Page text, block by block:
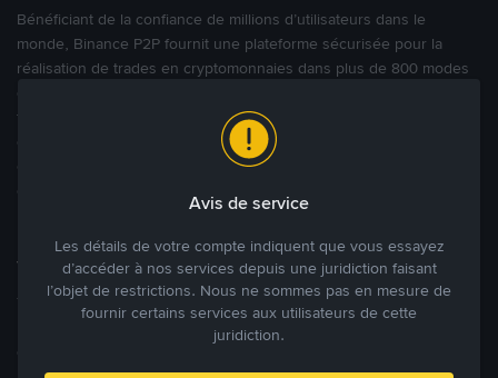
Bénéficiant de la confiance de millions d’utilisateurs dans le
monde, Binance P2P fournit une plateforme sécurisée pour la
réalisation de trades en cryptomonnaies dans plus de 800 modes
facilement acheter, vendre et trader des cryptomonnaies
directement avec d’autres utilisateurs, tout en définissant leurs prix
et leurs modes de paiement préférés sur une Marketplace de
Tradez à des prix avantageux pour vous
Tradez des cryptos en étant libres d’acheter et de vendre à votre
prix. Achetez ou vendez à partir des offres existantes, ou créez
Avis de service
Les détails de votre compte indiquent que vous essayez
d’accéder à nos services depuis une juridiction faisant
l’objet de restrictions. Nous ne sommes pas en mesure de
fournir certains services aux utilisateurs de cette
juridiction.